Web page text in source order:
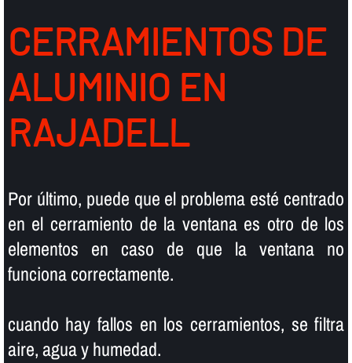
CERRAMIENTOS DE
ALUMINIO EN
RAJADELL
Por último, puede que el problema esté centrado
en el cerramiento de la ventana es otro de los
elementos en caso de que la ventana no
funciona correctamente.
cuando hay fallos en los cerramientos, se filtra
aire, agua y humedad.